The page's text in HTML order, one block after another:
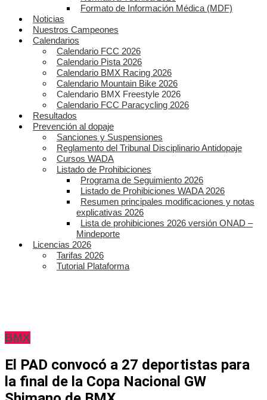
Formato de Información Médica (MDF)
Noticias
Nuestros Campeones
Calendarios
Calendario FCC 2026
Calendario Pista 2026
Calendario BMX Racing 2026
Calendario Mountain Bike 2026
Calendario BMX Freestyle 2026
Calendario FCC Paracycling 2026
Resultados
Prevención al dopaje
Sanciones y Suspensiones
Reglamento del Tribunal Disciplinario Antidopaje
Cursos WADA
Listado de Prohibiciones
Programa de Seguimiento 2026
Listado de Prohibiciones WADA 2026
Resumen principales modificaciones y notas
explicativas 2026
Lista de prohibiciones 2026 versión ONAD –
Mindeporte
Licencias 2026
Tarifas 2026
Tutorial Plataforma
BMX
El PAD convocó a 27 deportistas para
la final de la Copa Nacional GW